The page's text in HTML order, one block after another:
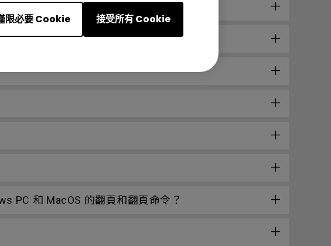
限必要 Cookie 接受所有 Cookie
PC 和 MacOS 的翻頁和翻頁命令？